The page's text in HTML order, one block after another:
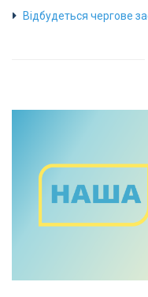
Відбудеться чергове